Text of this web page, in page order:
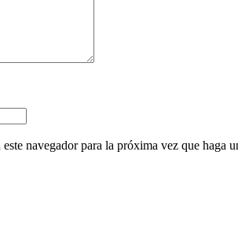
navegador para la próxima vez que haga